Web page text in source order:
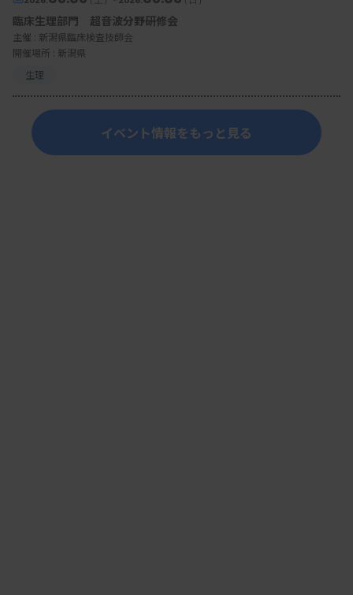
臨床生理部門 超音波分野研修会
主催 : 新潟県臨床検査技師会
開催場所 : 新潟県
生理
イベント情報をもっと見る